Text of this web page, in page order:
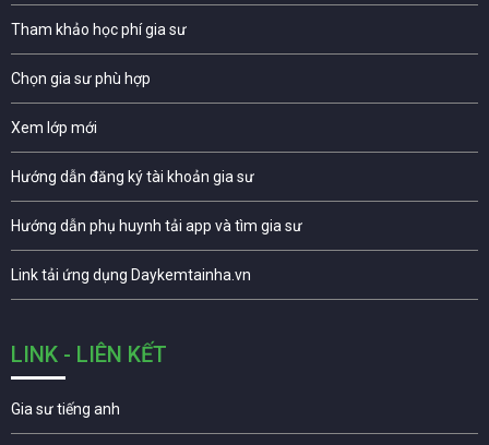
Tham khảo học phí gia sư
Chọn gia sư phù hợp
Xem lớp mới
Hướng dẫn đăng ký tài khoản gia sư
Hướng dẫn phụ huynh tải app và tìm gia sư
Link tải ứng dụng Daykemtainha.vn
LINK - LIÊN KẾT
Gia sư tiếng anh